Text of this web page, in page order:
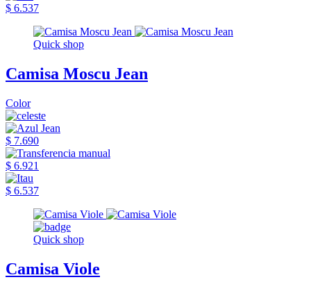
$ 6.537
Quick shop
Camisa Moscu Jean
Color
$ 7.690
$ 6.921
$ 6.537
Quick shop
Camisa Viole